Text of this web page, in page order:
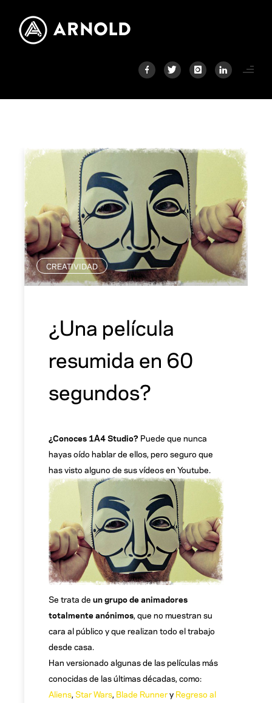
CREATIVIDAD
¿Una película
resumida en 60
segundos?
¿Conoces 1A4 Studio? Puede que nunca
hayas oído hablar de ellos, pero seguro que
has visto alguno de sus vídeos en Youtube.
Se trata de un grupo de animadores
totalmente anónimos, que no muestran su
cara al público y que realizan todo el trabajo
desde casa.
Han versionado algunas de las películas más
conocidas de las últimas décadas, como:
Aliens,Star Wars, Blade Runnery Regreso al